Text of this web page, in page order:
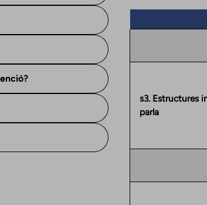
s3. Estructures
parla